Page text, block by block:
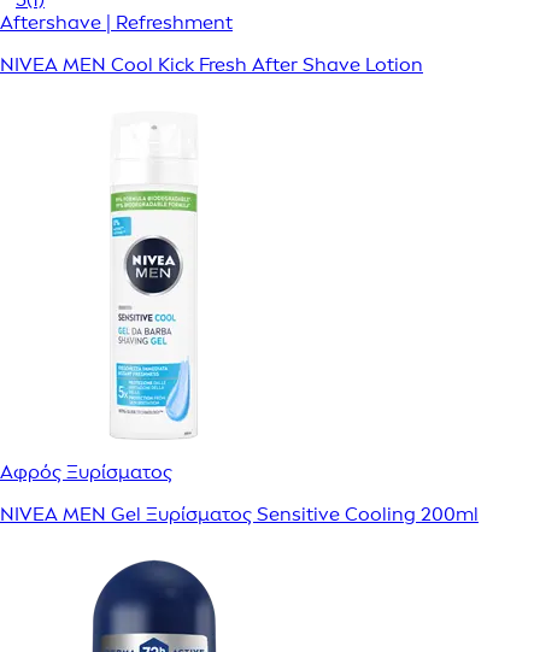
Aftershave | Refreshment
NIVEA MEN Cool Kick Fresh After Shave Lotion
Αφρός Ξυρίσματος
NIVEA MEN Gel Ξυρίσματος Sensitive Cooling 200ml